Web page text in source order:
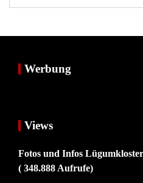
Werbung
Views
Fotos und Infos
( 348.888 Aufrufe)